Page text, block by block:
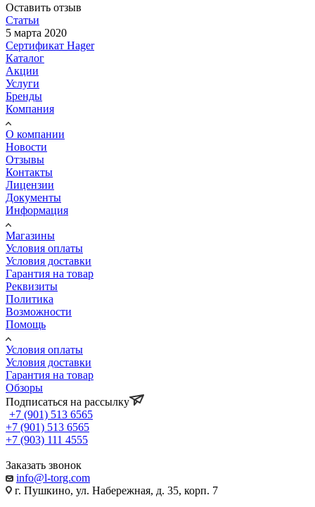
Оставить отзыв
Статьи
5 марта 2020
Сертификат Hager
Каталог
Акции
Услуги
Бренды
Компания
О компании
Новости
Отзывы
Контакты
Лицензии
Документы
Информация
Магазины
Условия оплаты
Условия доставки
Гарантия на товар
Реквизиты
Политика
Возможности
Помощь
Условия оплаты
Условия доставки
Гарантия на товар
Обзоры
Подписаться на рассылку
+7 (901) 513 6565
+7 (901) 513 6565
+7 (903) 111 4555
Заказать звонок
info@l-torg.com
г. Пушкино, ул. Набережная, д. 35, корп. 7